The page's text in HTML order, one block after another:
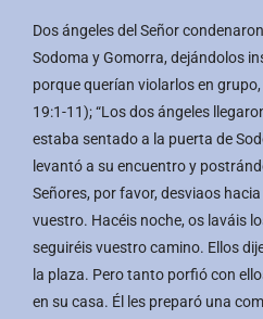
Dos ángeles del Señor
Sodoma y Gomorra, dejándolos
porque querían violarlos en
19:1-11); “Los dos ángeles
estaba sentado a la puerta de
levantó a su encuentro y
Señores, por favor, desviaos
vuestro. Hacéis noche, os laváis
seguiréis vuestro camino. Ellos
la plaza. Pero tanto porfió con
en su casa. Él les preparó una